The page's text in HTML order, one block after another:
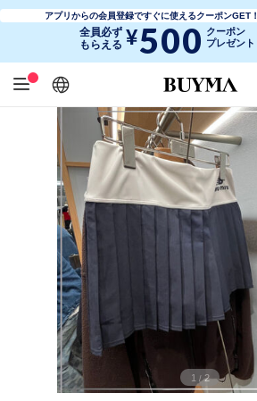
アプリからの会員登録ですぐに使えるクーポンGET！
全員必ず
もらえる ¥500 クーポン
プレゼント
日本語
English
简体中文
繁體中文
1 / 2